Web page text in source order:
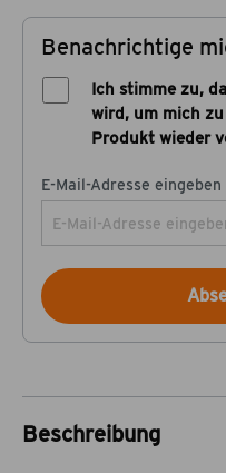
Benachrichtige
Ich stimme zu,
wird, um mich
Produkt wieder
E-Mail-Adresse eingeben
Beschreibung